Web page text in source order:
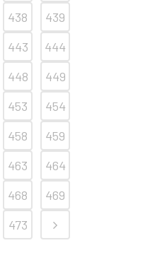
438
439
443
444
448
449
453
454
458
459
463
464
468
469
473